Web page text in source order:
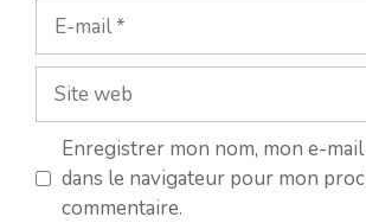
mail
Site
web
Enregistrer mon nom, mon e-
dans le navigateur pour mon
commentaire.